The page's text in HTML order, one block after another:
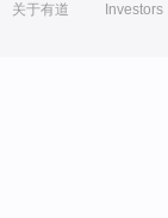
关于有道 Investors